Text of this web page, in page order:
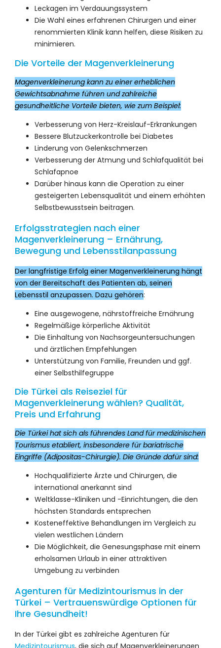
Leckagen im Verdauungssystem
Die Wahl eines erfahrenen Chirurgen und einer
renommierten Klinik kann helfen, diese Risiken zu
minimieren.
Die Vorteile der Magenverkleinerung
Magenverkleinerung kann zu einer erheblichen
Gewichtsabnahme führen und zahlreiche
gesundheitliche Vorteile bieten, wie zum Beispiel:
Verbesserung von Herz-Kreislauf-Erkrankungen
Bessere Blutzuckerkontrolle bei Diabetes
Linderung von Gelenkschmerzen
Verbesserung der Atmung und Schlafqualität bei
Schlafapnoe
Darüber hinaus kann die Operation zu einer
gesteigerten Lebensqualität und einem erhöhten
Selbstbewusstsein beitragen.
Erfolgsstrategien nach einer
Magenverkleinerung – Ernährung,
Bewegung und Lebensstilanpassung
Der langfristige Erfolg einer Magenverkleinerung hängt
von der Bereitschaft des Patienten ab, seinen
Lebensstil anzupassen. Dazu gehören:
Eine ausgewogene, nährstoffreiche Ernährung
Regelmäßige körperliche Aktivität
Die Einhaltung von Nachsorgeuntersuchungen
und ärztlichen Empfehlungen
Unterstützung von Familie, Freunden und ggf.
einer Selbsthilfegruppe
Die Türkei als Reiseziel für
Magenverkleinerung wählen? Qualität,
Preis und Erfahrung
Die Türkei hat sich als führendes Land für medizinischen
Tourismus etabliert, insbesondere für bariatrische
Eingriffe (Adipositas-Chirurgie). Die Gründe dafür sind:
Hochqualifizierte Ärzte und Chirurgen, die
international anerkannt sind
Weltklasse-Kliniken und -Einrichtungen, die den
höchsten Standards entsprechen
Kosteneffektive Behandlungen im Vergleich zu
vielen westlichen Ländern
Die Möglichkeit, die Genesungsphase mit einem
erholsamen Urlaub in einer attraktiven
Umgebung zu verbinden
Agenturen für Medizintourismus in der
Türkei – Vertrauenswürdige Optionen für
Ihre Gesundheit!
In der Türkei gibt es zahlreiche Agenturen für